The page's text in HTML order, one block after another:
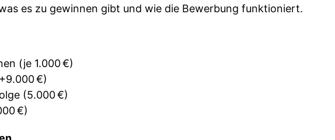
es zu gewinnen gibt und wie die Bewerbung funktioniert.
(je 1.000 €)
€)
(5.000 €)
€)